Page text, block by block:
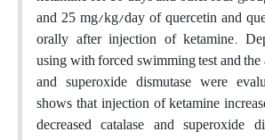
and 25 mg/kg/day of quercetin and
orally after injection of ketamine.
using with forced swimming test and
and superoxide dismutase were
shows that injection of ketamine
decreased catalase and superoxide